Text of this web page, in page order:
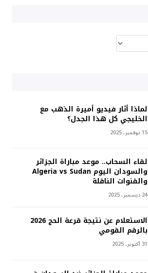
لماذا أثار فيديو أميرة الذهب مع
الخليجي كل هذا الجدل؟
15 نوفمبر، 2025
لقاء السحاب.. موعد مباراة الجزائر
والسودان اليوم Algeria vs Sudan
والقنوات الناقلة
24 ديسمبر، 2025
الاستعلام عن نتيجة قرعة الحج 2026
بالرقم القومي
31 أكتوبر، 2025